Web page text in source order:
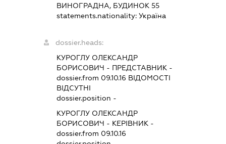
ВИНОГРАДНА, БУДИНОК 55
statements.nationality:Україна
dossier.heads:
КУРОГЛУ ОЛЕКСАНДР
БОРИСОВИЧ - ПРЕДСТАВНИК -
dossier.from 09.10.16 ВІДОМОСТІ
ВІДСУТНІ
dossier.position -
КУРОГЛУ ОЛЕКСАНДР
БОРИСОВИЧ - КЕРІВНИК -
dossier.from 09.10.16